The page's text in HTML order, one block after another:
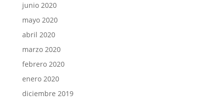
junio 2020
mayo 2020
abril 2020
marzo 2020
febrero 2020
enero 2020
diciembre 2019